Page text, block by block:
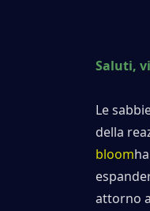
Saluti,
Le
della
bloom
attorno